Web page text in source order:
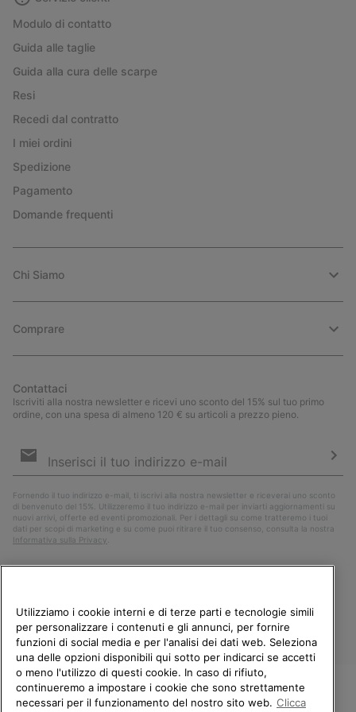
Modulo di contatto
Guida alle taglie
Guida alla cura delle scarpe
Resi
Recedi dal contratto
I miei ordini
Spedizione
Pagamento
Domande frequenti
Chi Siamo
Comprare
Contattaci
Iscriviti alla nostra newsletter e ricevi uno sconto del 15% sul tuo primo
ordine, con una spesa di almeno 120 € su articoli a prezzo pieno.
e-
Fornendo il tuo indirizzo e-mail, ti iscrivi alla nostra newsletter e riceverai uno sconto
di benvenuto del 15%. Utilizzeremo il tuo indirizzo e-mail per inviarti aggiornamenti su
nuovi arrivi, offerte ed eventi promozionali. Per i dettagli su come tratteremo i tuoi
dati per scopi di marketing e su come puoi ritirare il tuo consenso, consulta la nostra
Informativa sulla Privacy
Italia
Utilizziamo i cookie interni e di terze parti e tecnologie simili
per personalizzare i contenuti e gli annunci, per fornire
funzioni di social media e per l'analisi dei dati web. Seleziona
una delle opzioni disponibili qui sotto per indicarci se accetti
o meno l'utilizzo di questi cookie. In caso di rifiuto,
continueremo a impostare i cookie che sono strettamente
necessari per il funzionamento del nostro sito web. Clicca